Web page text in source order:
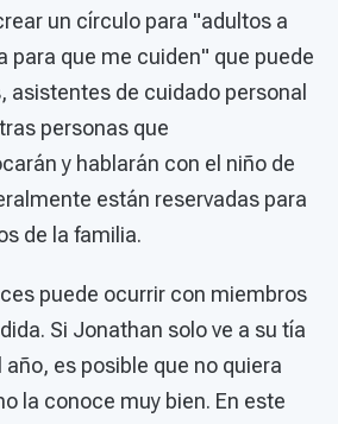
un círculo para "adultos a
para que me cuiden" que puede
asistentes de cuidado personal
personas que
y hablarán con el niño de
están reservadas para
de la familia.
puede ocurrir con miembros
Si Jonathan solo ve a su tía
año, es posible que no quiera
la conoce muy bien. En este